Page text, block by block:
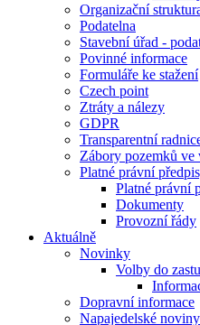
Organizační
Podatelna
Stavební úřad -
Povinné informace
Formuláře ke stažení
Czech point
Ztráty a nálezy
GDPR
Transparentní
Zábory pozemků ve
Platné právní
Platné právní
Dokumenty
Provozní řády
Aktuálně
Novinky
Volby do
Dopravní informace
Napajedelské noviny